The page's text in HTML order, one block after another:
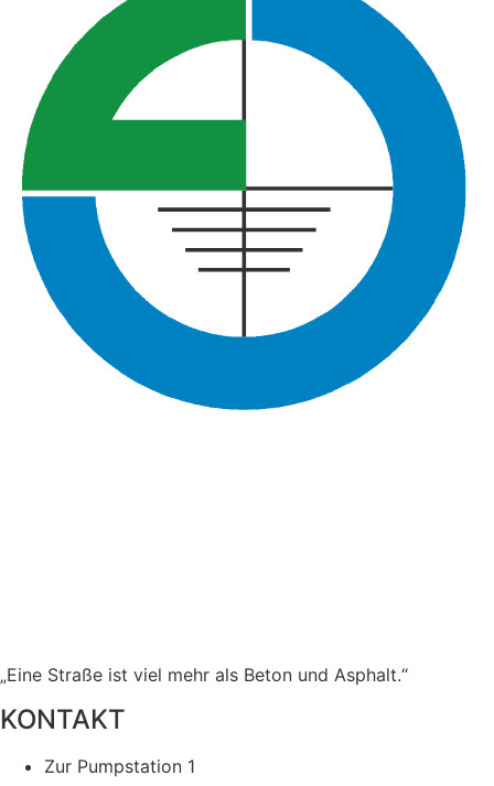
„Eine Straße ist viel mehr als Beton und Asphalt.“
KONTAKT
Zur Pumpstation 1